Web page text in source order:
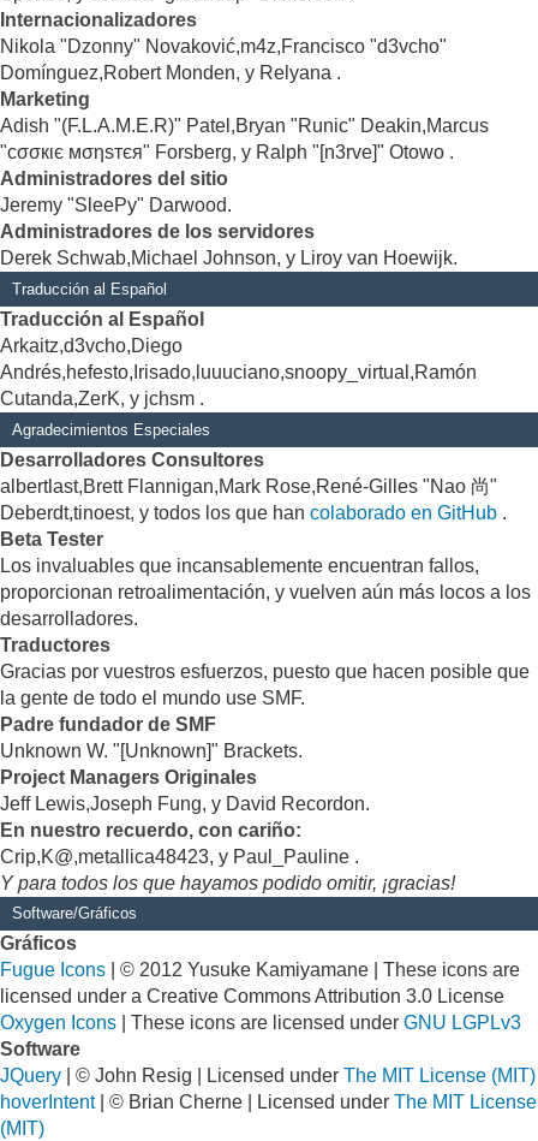
Internacionalizadores
Nikola "Dzonny" Novaković,m4z,Francisco "d3vcho"
Domínguez,Robert Monden, y Relyana .
Marketing
Adish "(F.L.A.M.E.R)" Patel,Bryan "Runic" Deakin,Marcus
"cσσкιє мσηѕтєя" Forsberg, y Ralph "[n3rve]" Otowo .
Administradores del sitio
Jeremy "SleePy" Darwood.
Administradores de los servidores
Derek Schwab,Michael Johnson, y Liroy van Hoewijk.
Traducción al Español
Traducción al Español
Arkaitz,d3vcho,Diego
Andrés,hefesto,Irisado,luuuciano,snoopy_virtual,Ramón
Cutanda,ZerK, y jchsm .
Agradecimientos Especiales
Desarrolladores Consultores
albertlast,Brett Flannigan,Mark Rose,René-Gilles "Nao 尚"
Deberdt,tinoest, y todos los que han colaborado en GitHub .
Beta Tester
Los invaluables que incansablemente encuentran fallos,
proporcionan retroalimentación, y vuelven aún más locos a los
desarrolladores.
Traductores
Gracias por vuestros esfuerzos, puesto que hacen posible que
la gente de todo el mundo use SMF.
Padre fundador de SMF
Unknown W. "[Unknown]" Brackets.
Project Managers Originales
Jeff Lewis,Joseph Fung, y David Recordon.
En nuestro recuerdo, con cariño:
Crip,K@,metallica48423, y Paul_Pauline .
Y para todos los que hayamos podido omitir, ¡gracias!
Software/Gráficos
Gráficos
Fugue Icons | © 2012 Yusuke Kamiyamane | These icons are
licensed under a Creative Commons Attribution 3.0 License
Oxygen Icons | These icons are licensed under GNU LGPLv3
Software
JQuery | © John Resig | Licensed under The MIT License (MIT)
hoverIntent| © Brian Cherne | Licensed under The MIT License
(MIT)